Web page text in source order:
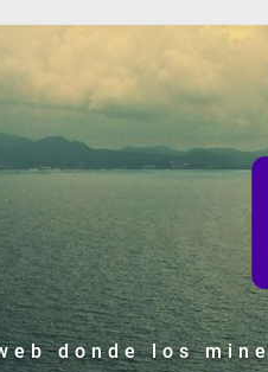
donde los